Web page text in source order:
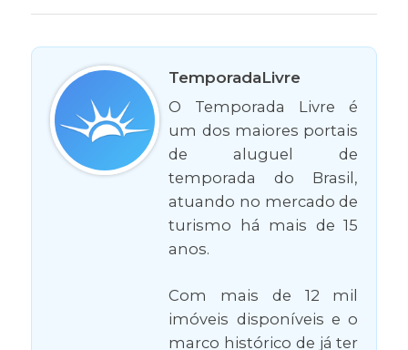
TemporadaLivre
O Temporada Livre é
um dos maiores portais
de aluguel de
temporada do Brasil,
atuando no mercado de
turismo há mais de 15
anos.
Com mais de 12 mil
imóveis disponíveis e o
marco histórico de já ter